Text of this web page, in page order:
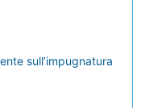
sull’impugnatura